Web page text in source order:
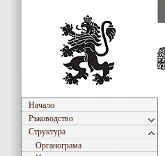
Начало
Ръководство
Структура
Органограма